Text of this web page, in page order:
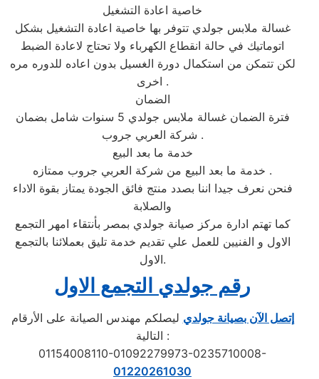
خاصية اعادة التشغيل
غسالة ملابس جولدي تتوفر بها خاصية اعادة التشغيل بشكل
اتوماتيك في حالة انقطاع الكهرباء ولا تحتاج لاعادة الضبط
لكن تتمكن من استكمال دورة الغسيل بدون اعاده للدوره مره
اخرى .
الضمان
فترة الضمان غسالة ملابس جولدي 5 سنوات شامل بضمان
شركة العربي جروب .
خدمة ما بعد البيع
خدمة ما بعد البيع من شركة العربي جروب ممتازه .
فنحن نعرف جيدا اننا بصدد منتج فائق الجودة يمتاز بقوة الاداء
والصلابة
كما تهتم ادارة مركز صيانة جولدي بمصر بأنتقاء امهر التجمع
الاول و الفنيين للعمل علي تقديم خدمة تليق بعملائنا بالتجمع
الاول.
رقم جولدي التجمع الاول
إتصل الآن بصيانة جولدي ليصلكم مهندس الصيانة على الأرقام
التالية :
01154008110-01092279973-0235710008-
01220261030